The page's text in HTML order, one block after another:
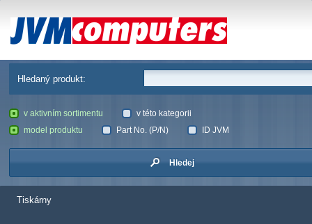
JVM Computers
Hledaný produkt:
v aktivním sortimentu
v této kategorii
model produktu
Part No. (P/N) ID JVM
Hledej
Tiskárny